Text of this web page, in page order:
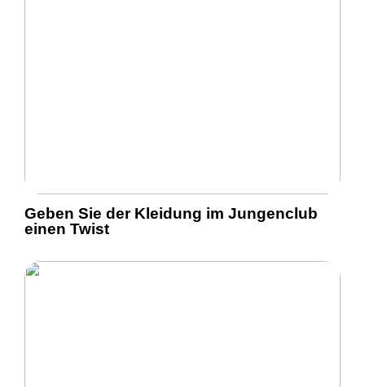
Geben Sie der Kleidung im Jungenclub
einen Twist